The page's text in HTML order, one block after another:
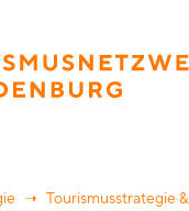
Tourismusstrategie